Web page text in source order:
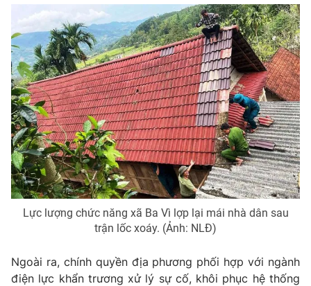
Hậu trường
Nhân vật
Khán giả
Giải sao mai
Điện ảnh
Âm nhạc
Sao
Đời sống
Du lịch
Làm đẹp
Chất lượng cuộc sống
Giáo dục
Tuyển sinh
Học trực tuyến
Công nghệ
Hitech Công nghệ tương lai
Sản phẩm
Thị trường
Giao lưu trực tuyến
Lịch phát sóng
Emagazine Podcast
Lực lượng chức năng xã Ba Vì lợp lại mái nhà dân sau
trận lốc xoáy. (Ảnh: NLĐ)
Ngoài ra, chính quyền địa phương phối hợp với ngành
điện lực khẩn trương xử lý sự cố, khôi phục hệ thống